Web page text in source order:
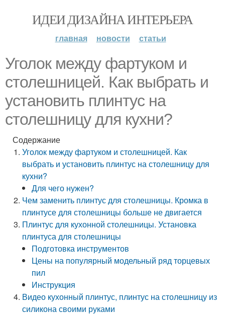
ИДЕИ ДИЗАЙНА ИНТЕРЬЕРА
главная новости статьи
Уголок между фартуком и
столешницей. Как выбрать и
установить плинтус на
столешницу для кухни?
Содержание
Уголок между фартуком и столешницей. Как
выбрать и установить плинтус на столешницу для
кухни?
Для чего нужен?
Чем заменить плинтус для столешницы. Кромка в
плинтусе для столешницы больше не двигается
Плинтус для кухонной столешницы. Установка
плинтуса для столешницы
Подготовка инструментов
Цены на популярный модельный ряд торцевых
пил
Инструкция
Видео кухонный плинтус, плинтус на столешницу из
силикона своими руками